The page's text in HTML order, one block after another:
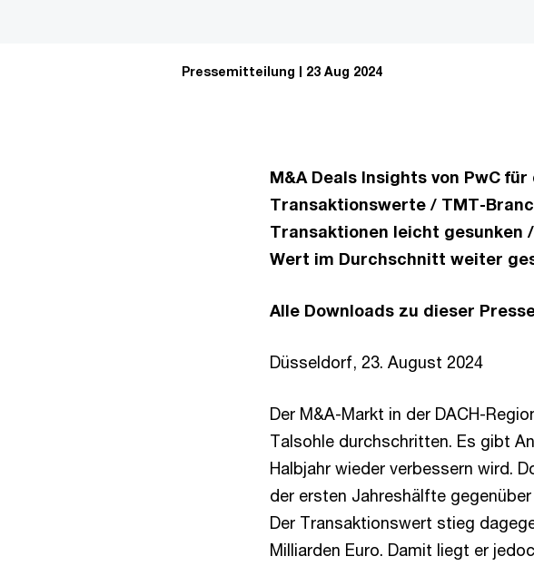
Pressemitteilung 23 Aug 2024
M&A Deals Insights von PwC
Transaktionswerte / TMT-
Transaktionen leicht gesunken
Wert im Durchschnitt weiter
Alle Downloads zu dieser
Düsseldorf, 23. August 2024
Der M&A-Markt in der DACH-
Talsohle durchschritten. Es gibt
Halbjahr wieder verbessern wird.
der ersten Jahreshälfte
Der Transaktionswert stieg
Milliarden Euro. Damit liegt er